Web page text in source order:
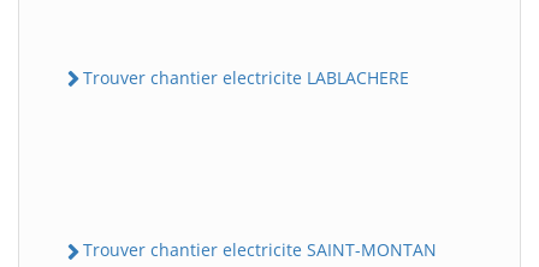
Trouver chantier electricite LABLACHERE
Trouver chantier electricite SAINT-MONTAN